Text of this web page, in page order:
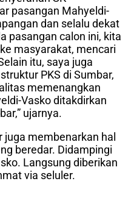
pasangan Mahyeldi-
dan selalu dekat
pasangan calon ini, kita
masyarakat, mencari
itu, saya juga
PKS di Sumbar,
memenangkan
Vasko ditakdirkan
ujarnya.
juga membenarkan hal
beredar. Didampingi
Langsung diberikan
via seluler.